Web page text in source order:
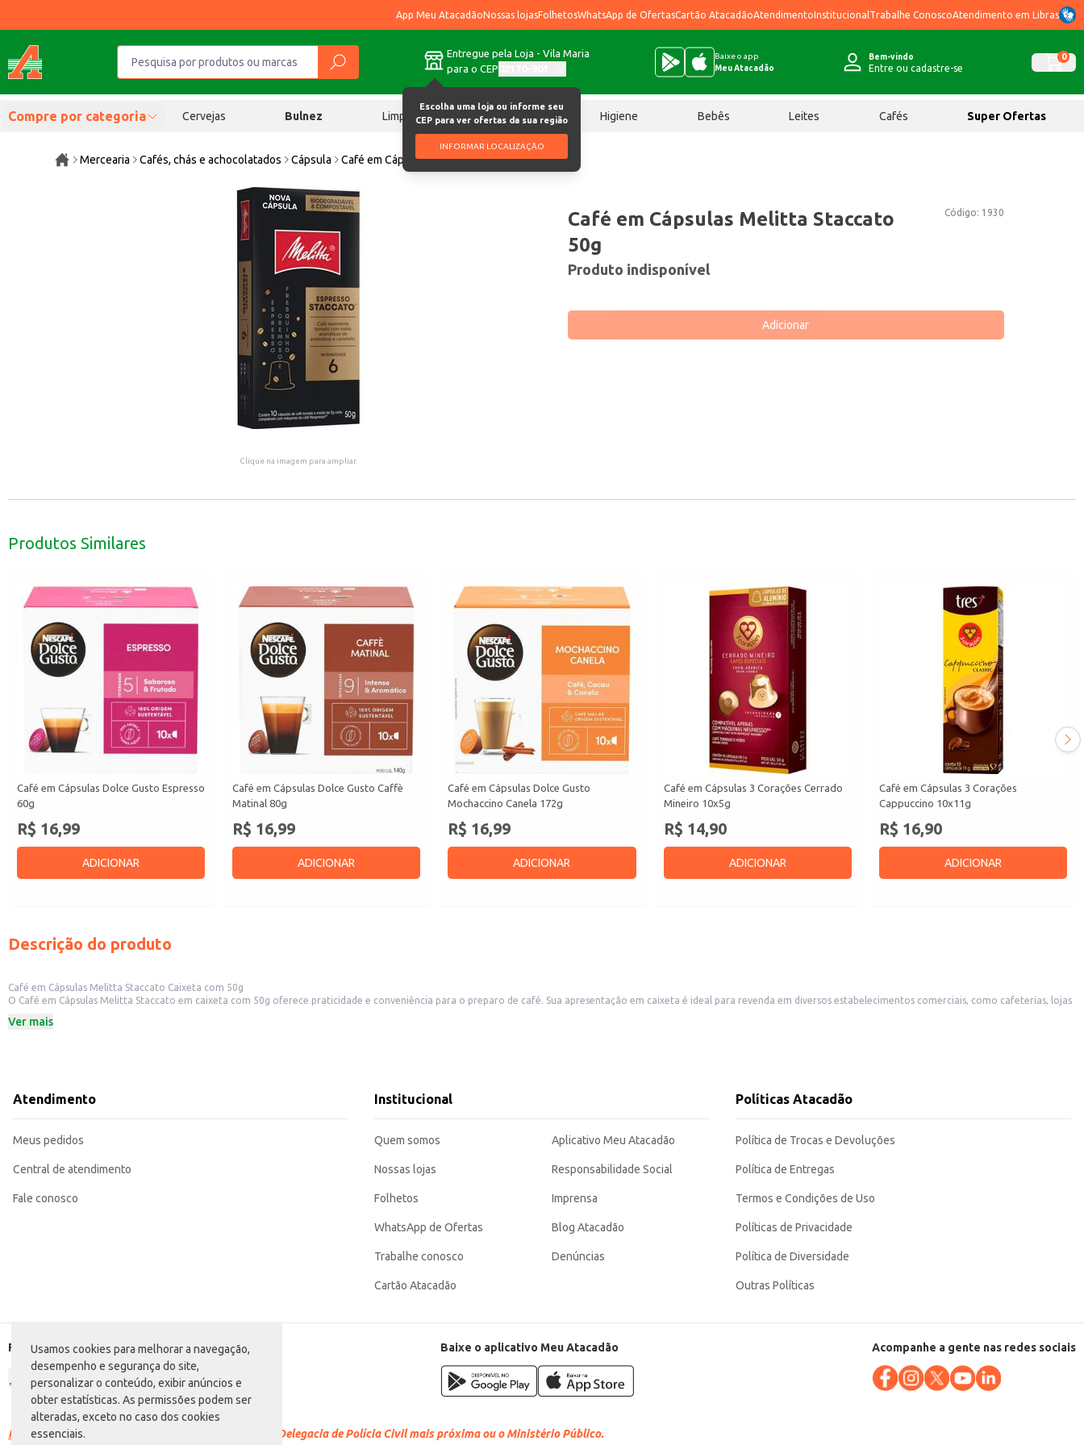
Usamos cookies para melhorar a navegação,
desempenho e segurança do site,
personalizar o conteúdo, exibir anúncios e
obter estatísticas. As permissões podem ser
alteradas, exceto no caso dos cookies
essenciais.
App Meu AtacadãoNossas lojasFolhetosWhatsApp de OfertasCartão AtacadãoAtendimentoInstitucional Trabalhe ConoscoAtendimento em Libras
Entregue pela Loja - Vila Maria
para o CEP
Escolha uma loja ou informe seu
CEP para ver ofertas da sua região
INFORMAR LOCALIZAÇÃO
Baixe o app
Meu Atacadão
Bem-vindo
Entre ou cadastre-se
0
Compre por categoria Cervejas Bulnez Limpeza Chocolates Higiene Bebês Leites Cafés Super Ofertas
Mercearia Cafés, chás e achocolatados Cápsula Café em Cápsulas Melitta Staccato 50g
Clique na imagem para ampliar.
Código: 1930
Café em Cápsulas Melitta Staccato
50g
Produto indisponível
Adicionar
Produtos Similares
Café em Cápsulas Dolce Gusto Espresso
60g
R$ 16,99
ADICIONAR
Café em Cápsulas Dolce Gusto Caffè
Matinal 80g
R$ 16,99
ADICIONAR
Café em Cápsulas Dolce Gusto
Mochaccino Canela 172g
R$ 16,99
ADICIONAR
Café em Cápsulas 3 Corações Cerrado
Mineiro 10x5g
R$ 14,90
ADICIONAR
Café em Cápsulas 3 Corações
Cappuccino 10x11g
R$ 16,90
ADICIONAR
Descrição do produto
Café em Cápsulas Melitta Staccato Caixeta com 50g
O Café em Cápsulas Melitta Staccato em caixeta com 50g oferece praticidade e conveniência para o preparo de café. Sua apresentação em caixeta é ideal para revenda em diversos estabelecimentos comerciais, como cafeterias, lojas
Dicas de Uso:
Marca: Melitta
Departamento: Mercearia
Conteúdo: 50g
Ver mais
Atendimento
Meus pedidos
Central de atendimento
Fale conosco
Institucional
Quem somos
Nossas lojas
Folhetos
WhatsApp de Ofertas
Trabalhe conosco
Cartão Atacadão
Aplicativo Meu Atacadão
Responsabilidade Social
Imprensa
Blog Atacadão
Denúncias
Políticas Atacadão
Política de Trocas e Devoluções
Política de Entregas
Termos e Condições de Uso
Políticas de Privacidade
Política de Diversidade
Outras Políticas
Formas de pagamento Baixe o aplicativo Meu Atacadão Acompanhe a gente nas redes sociais
Racismo é crime. Denuncie. Disque 100 ou procure a Delegacia de Polícia Civil mais próxima ou o Ministério Público.